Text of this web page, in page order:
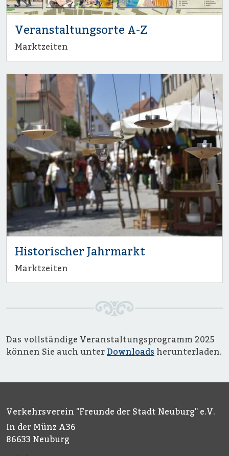
Veranstaltungsorte A-Z
Marktzeiten
Historischer Jahrmarkt
Marktzeiten
Das vollständige Veranstaltungsprogramm 2025
können Sie auch unterDownloads herunterladen.
Verkehrsverein "Freunde der Stadt Neuburg" e.V.
In der Münz A36
86633 Neuburg